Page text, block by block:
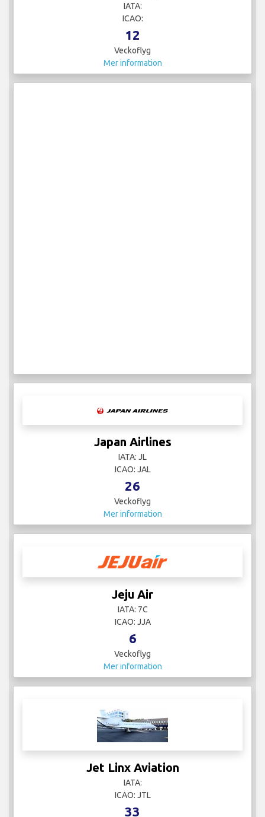
IATA:
ICAO:
12
Veckoflyg
Mer information
Japan Airlines
IATA: JL
ICAO: JAL
26
Veckoflyg
Mer information
Jeju Air
IATA: 7C
ICAO: JJA
6
Veckoflyg
Mer information
Jet Linx Aviation
IATA:
ICAO: JTL
33